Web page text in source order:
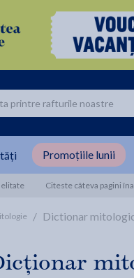
Promoțiile lunii
Citeste câteva pagini
/ Dictionar